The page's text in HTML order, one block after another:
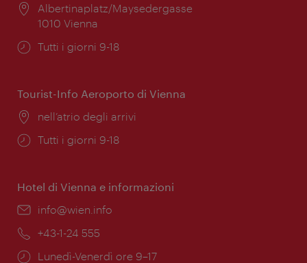
Posizione:
Albertinaplatz/Maysedergasse
1010 Vienna
Orari
Tutti i giorni 9-18
Tourist-Info Aeroporto di Vienna
Posizione:
nell’atrio degli arrivi
Orari
Tutti i giorni 9-18
Hotel di Vienna e informazioni
Email:
info@wien.info
Telefono:
+43-1-24 555
Orari
Lunedì-Venerdì ore 9–17